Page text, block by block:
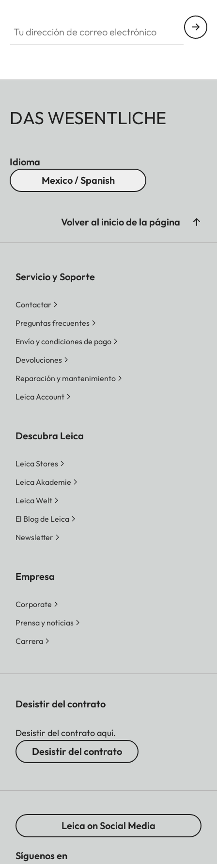
DAS WESENTLICHE
Idioma
Mexico / Spanish
Volver al inicio de la página
Servicio y Soporte
Contactar
Preguntas frecuentes
Envío y condiciones de pago
Devoluciones
Reparación y mantenimiento
Leica Account
Descubra Leica
Leica Stores
Leica Akademie
Leica Welt
El Blog de Leica
Newsletter
Empresa
Corporate
Prensa y noticias
Carrera
Desistir del contrato
Desistir del contrato aquí.
Desistir del contrato
Leica on Social Media
Síguenos en